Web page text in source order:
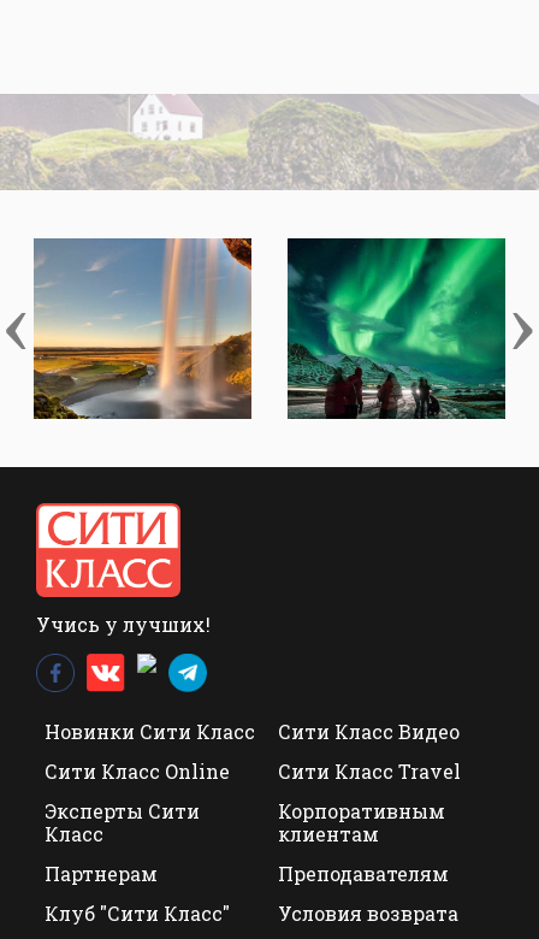
‹ ›
Учись у лучших!
Новинки Сити Класс
Сити Класс Видео
Сити Класс Online
Сити Класс Travel
Эксперты Сити
Класс
Корпоративным
клиентам
Партнерам
Преподавателям
Клуб "Сити Класс"
Условия возврата